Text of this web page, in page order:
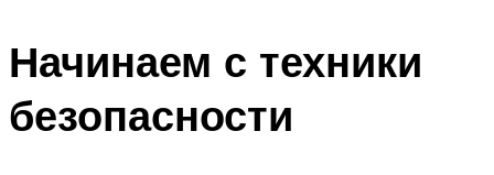
Начинаем с техники
безопасности